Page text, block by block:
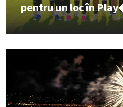
pentru un loc în